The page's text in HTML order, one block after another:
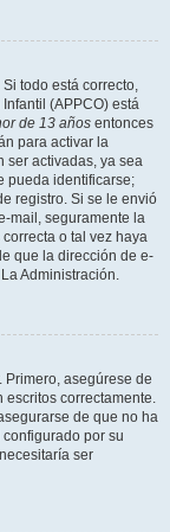
todo está correcto,
(APPCO) está
de 13 años entonces
para activar la
ser activadas, ya sea
pueda identificarse;
registro. Si se le envió
mail, seguramente la
o tal vez haya
que la dirección de e-
Administración.
Primero, asegúrese de
escritos correctamente.
de que no ha
por su
ser